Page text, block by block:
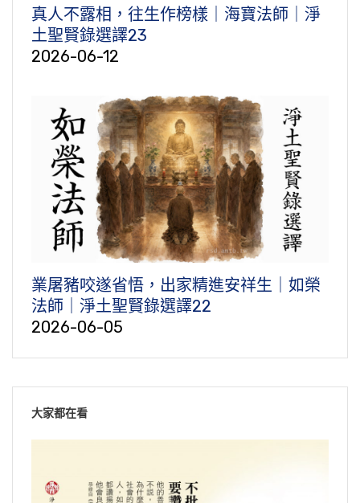
真人不露相，往生作榜樣｜海寶法師｜淨
土聖賢錄選譯23
2026-06-12
業屠豬咬遂省悟，出家精進安祥生｜如榮
法師｜淨土聖賢錄選譯22
2026-06-05
大家都在看